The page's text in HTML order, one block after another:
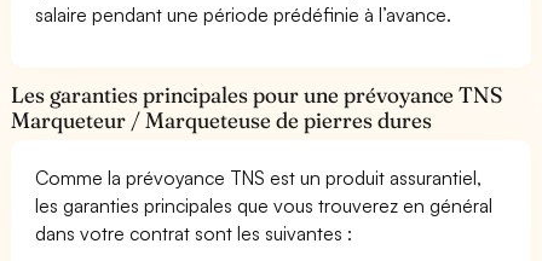
salaire pendant une période prédéfinie à l’avance.
Les garanties principales pour une prévoyance TNS
Marqueteur / Marqueteuse de pierres dures
Comme la prévoyance TNS est un produit assurantiel,
les garanties principales que vous trouverez en général
dans votre contrat sont les suivantes :